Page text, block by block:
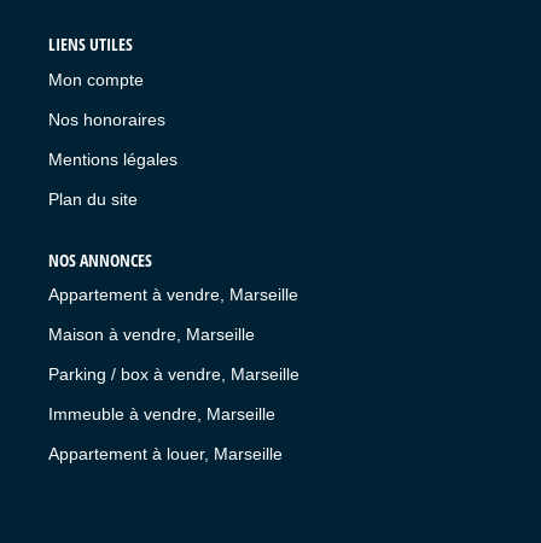
LIENS UTILES
Mon compte
Nos honoraires
Mentions légales
Plan du site
NOS ANNONCES
Appartement à vendre, Marseille
Maison à vendre, Marseille
Parking / box à vendre, Marseille
Immeuble à vendre, Marseille
Appartement à louer, Marseille